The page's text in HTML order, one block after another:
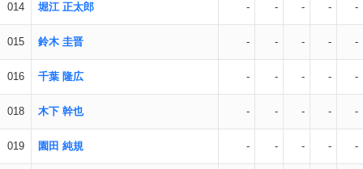
014 堀江 正太郎 - - - - -
015 鈴木 圭晋 - - - - -
016 千葉 隆広 - - - - -
018 木下 幹也 - - - - -
019 園田 純規 - - - - -